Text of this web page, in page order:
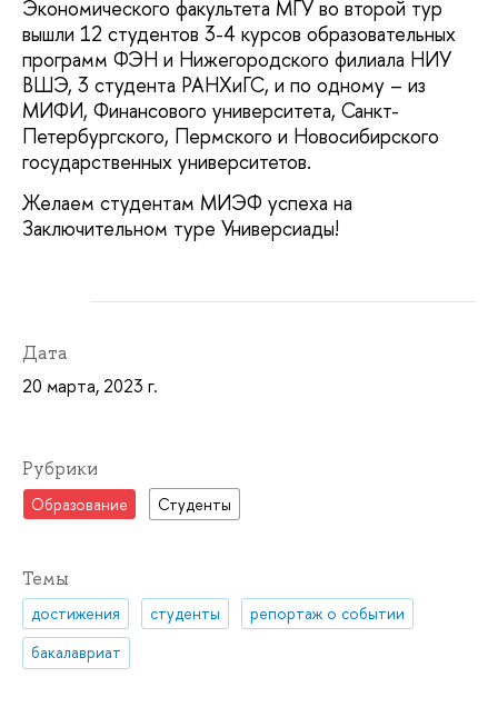
Экономического факультета МГУ во второй тур
вышли 12 студентов 3-4 курсов образовательных
программ ФЭН и Нижегородского филиала НИУ
ВШЭ, 3 студента РАНХиГС, и по одному – из
МИФИ, Финансового университета, Санкт-
Петербургского, Пермского и Новосибирского
государственных университетов.
Желаем студентам МИЭФ успеха на
Заключительном туре Универсиады!
Дата
20 марта, 2023 г.
Рубрики
Образование Студенты
Темы
достижения студенты
репортаж о событии
бакалавриат